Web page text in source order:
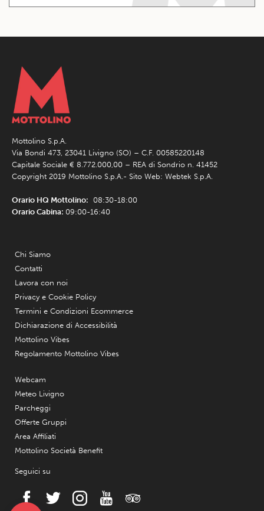
Mottolino S.p.A.
Via Bondi 473, 23041 Livigno (SO) – C.F. 00585220148
Capitale Sociale € 8.772.000,00 – REA di Sondrio n. 41452
Copyright 2019 Mottolino S.p.A.- Sito Web: Webtek S.p.A.
Orario HQ Mottolino: 08:30-18:00
Orario Cabina: 09:00-16:40
Chi Siamo
Contatti
Lavora con noi
Privacy e Cookie Policy
Termini e Condizioni Ecommerce
Dichiarazione di Accessibilità
Mottolino Vibes
Regolamento Mottolino Vibes
Webcam
Meteo Livigno
Parcheggi
Offerte Gruppi
Area Affiliati
Mottolino Società Benefit
Seguici su